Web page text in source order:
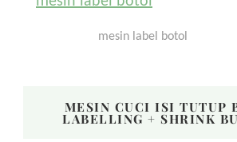
mesin label botol
MESIN CUCI ISI TUTUP
LABELLING + SHRINK